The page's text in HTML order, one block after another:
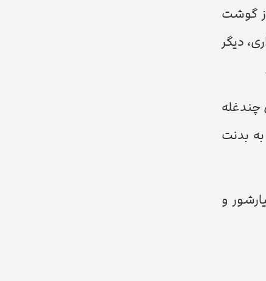
گوشت
دیگر
چندغله
حدود 30 تا 40 گرم پروتئین به بدنت
و